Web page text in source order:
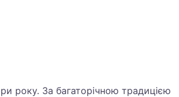
року. За багаторічною традицією